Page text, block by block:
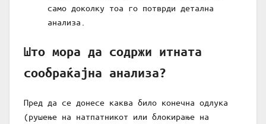
само доколку тоа го потврди детална
анализа.
Што мора да содржи итната
сообраќајна анализа?
Пред да се донесе каква било конечна одлука
(рушење на натпатникот или блокирање на